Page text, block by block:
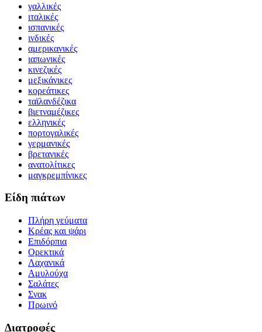
γαλλικές
ιταλικές
ισπανικές
ινδικές
αμερικανικές
ιαπωνικές
κινεζικές
μεξικάνικες
κορεάτικες
ταϊλανδέζικα
βιετναμέζικες
ελληνικές
πορτογαλικές
γερμανικές
βρετανικές
ανατολίτικες
μαγκρεμπίνικες
Είδη πιάτων
Πλήρη γεύματα
Κρέας και ψάρι
Επιδόρπια
Ορεκτικά
Λαχανικά
Αμυλούχα
Σαλάτες
Σνακ
Πρωινό
Διατροφές